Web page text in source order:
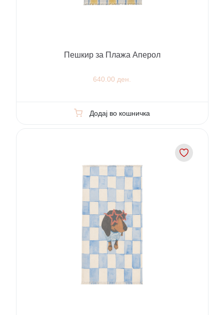
Пешкир за Плажа Аперол
640.00 ден.
Додај во кошничка